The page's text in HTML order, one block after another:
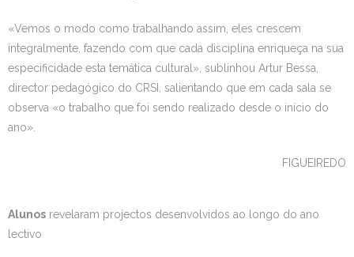
«Vemos o modo como trabalhando assim, eles crescem
integralmente, fazendo com que cada disciplina enriqueça na sua
especificidade esta temática cultural», sublinhou Artur Bessa,
director pedagógico do CRSI, salientando que em cada sala se
observa «o trabalho que foi sendo realizado desde o início do
ano».
FIGUEIREDO
Alunos revelaram projectos desenvolvidos ao longo do ano
lectivo